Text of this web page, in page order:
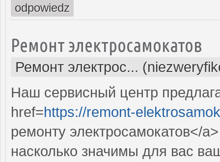
odpowiedz
Ремонт электросамокатов
Ремонт электрос...
Наш сервисный центр
href=https://remont-
ремонту электросамокатов</
насколько значимы для вас